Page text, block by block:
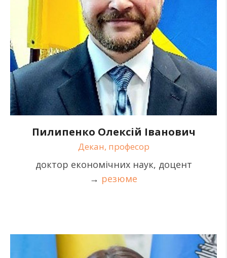
Пилипенко Олексій Іванович
Декан, професор
доктор економічних наук, доцент
→ резюме